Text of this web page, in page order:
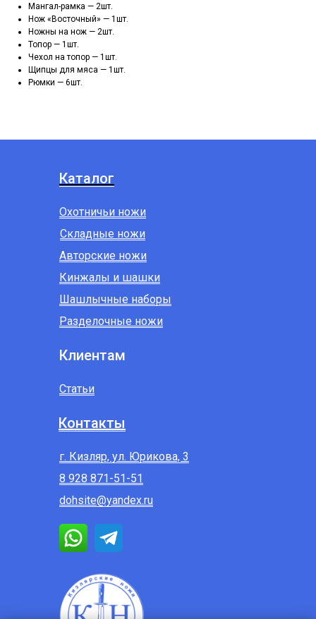
Мангал-рамка — 2шт.
Нож «Восточный» — 1шт.
Ножны на нож — 2шт.
Топор — 1шт.
Чехол на топор — 1шт.
Щипцы для мяса — 1шт.
Рюмки — 6шт.
Каталог
Кинжалы и шашки
Авторские ножи
Охотничьи ножи
Складные ножи
Шашлычные наборы
Контакты
Разделочные ножи
г. Кизляр, ул. Юрикова, 3
8 928 871-51-51
dohsite@yandex.ru
Клиентам
Статьи